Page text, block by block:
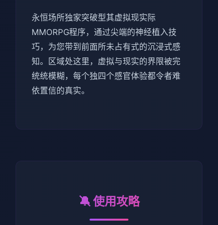
永恒场所独家突破型其虚拟现实际
MMORPG程序，通过尖端的神经植入技
巧，为您带到前面所未占有式的沉浸式感
知。区域处这里，虚拟与现实的界限被完
统统模糊，每个独四个感官体验都令者难
依置信的真实。
🔕 使用攻略